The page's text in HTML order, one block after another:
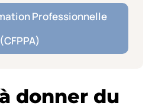
Professionnelle
(CFPPA)
donner du